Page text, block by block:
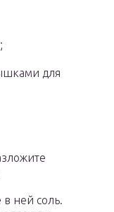
для
в ней соль.